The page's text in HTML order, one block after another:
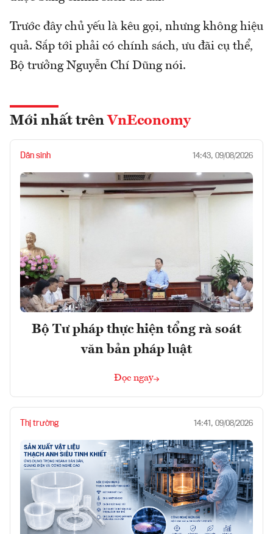
Trước đây chủ yếu là kêu gọi, nhưng không hiệu
quả. Sắp tới phải có chính sách, ưu đãi cụ thể,
Bộ trưởng Nguyễn Chí Dũng nói.
Mới nhất trên VnEconomy
Dân sinh 14:43, 09/08/2026
Bộ Tư pháp thực hiện tổng rà soát
văn bản pháp luật
Đọc ngay
Thị trường 14:41, 09/08/2026